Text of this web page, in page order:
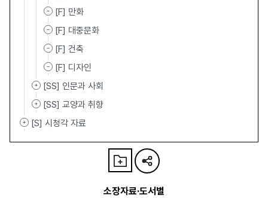
[F] 만화
[F] 대중문화
[F] 건축
[F] 디자인
[SS] 인문과 사회
[SS] 교양과 취향
[S] 시청각 자료
소장자료·도서별